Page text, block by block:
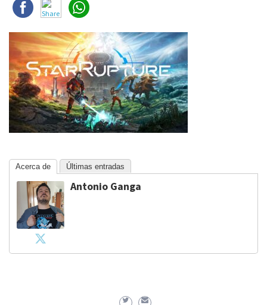
Acerca de Últimas entradas
Antonio Ganga